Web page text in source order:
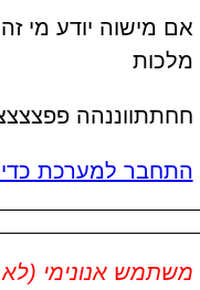
אם מישוה יודע מי
מלכות
חחתתווננהה
התחבר למערכת
משתמש אנונימי (לא